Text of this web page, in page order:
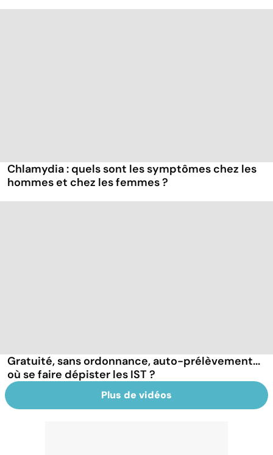
Chlamydia : quels sont les symptômes chez les
hommes et chez les femmes ?
Gratuité, sans ordonnance, auto-prélèvement...
où se faire dépister les IST ?
Plus de vidéos